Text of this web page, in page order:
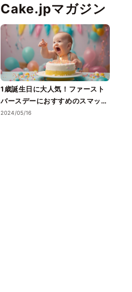
Cake.jpマガジン
1歳誕生日に大人気！ファースト
バースデーにおすすめのスマッシ
ュケーキの魅力と撮影術
2024/05/16